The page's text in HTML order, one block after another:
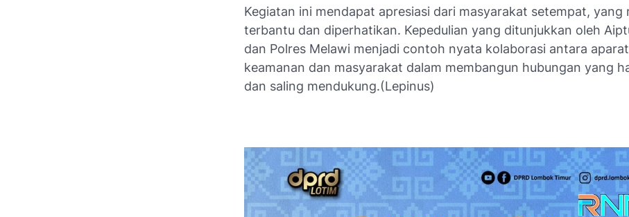
Kegiatan ini mendapat apresiasi dari masyarakat setempat, yang
terbantu dan diperhatikan. Kepedulian yang ditunjukkan oleh
dan Polres Melawi menjadi contoh nyata kolaborasi antara aparat
keamanan dan masyarakat dalam membangun hubungan yang
dan saling mendukung.(Lepinus)